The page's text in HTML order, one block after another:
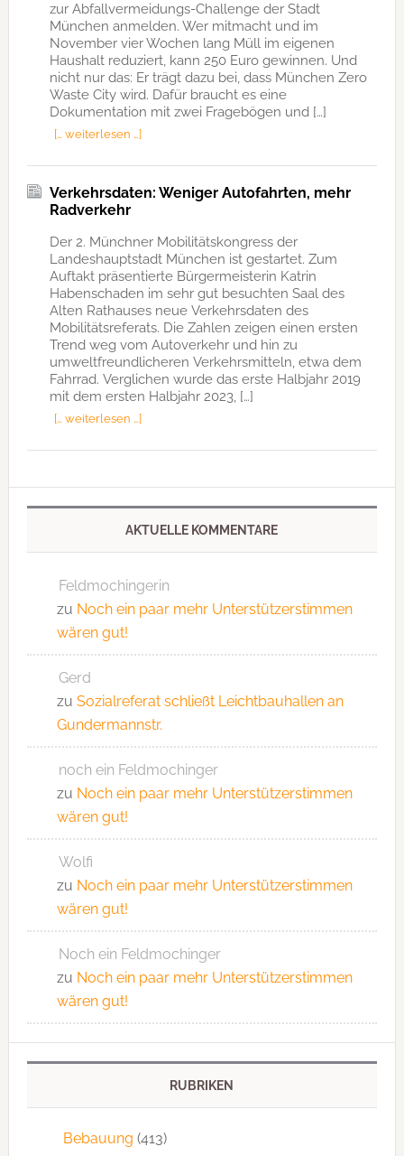
zur Abfallvermeidungs-Challenge der Stadt
München anmelden. Wer mitmacht und im
November vier Wochen lang Müll im eigenen
Haushalt reduziert, kann 250 Euro gewinnen. Und
nicht nur das: Er trägt dazu bei, dass München Zero
Waste City wird. Dafür braucht es eine
Dokumentation mit zwei Fragebögen und […]
[… weiterlesen …]
Verkehrsdaten: Weniger Autofahrten, mehr
Radverkehr
Der 2. Münchner Mobilitätskongress der
Landeshauptstadt München ist gestartet. Zum
Auftakt präsentierte Bürgermeisterin Katrin
Habenschaden im sehr gut besuchten Saal des
Alten Rathauses neue Verkehrsdaten des
Mobilitätsreferats. Die Zahlen zeigen einen ersten
Trend weg vom Autoverkehr und hin zu
umweltfreundlicheren Verkehrsmitteln, etwa dem
Fahrrad. Verglichen wurde das erste Halbjahr 2019
mit dem ersten Halbjahr 2023, […]
[… weiterlesen …]
AKTUELLE KOMMENTARE
Feldmochingerin
zu Noch ein paar mehr Unterstützerstimmen
wären gut!
Gerd
zu Sozialreferat schließt Leichtbauhallen an
Gundermannstr.
noch ein Feldmochinger
zu Noch ein paar mehr Unterstützerstimmen
wären gut!
Wolfi
zu Noch ein paar mehr Unterstützerstimmen
wären gut!
Noch ein Feldmochinger
zu Noch ein paar mehr Unterstützerstimmen
wären gut!
RUBRIKEN
Bebauung (413)